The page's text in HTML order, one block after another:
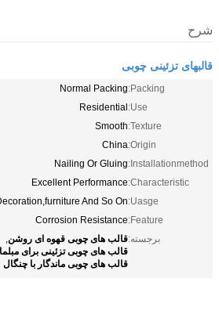
شرح
قالبهای تزئینی چوبی
Packing:
Normal Packing
Use:
Residential
Texture:
Smooth
Origin:
China
Installationmethod:
Nailing Or Gluing
Characteristic:
Excellent Performance
Uasge:
And So On
Feature:
Corrosion Resistance
برجسته:قالب های چوبی قهوه ای روشن,
قالب های چوبی تزئینی برای
قالب های چوبی ماندگار با چنگال